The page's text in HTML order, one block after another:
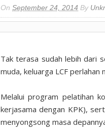
On September 24, 2014 By
Tak terasa sudah lebih dari
muda, keluarga LCF perlahan
Melalui program pelatihan
kerjasama dengan KPK),
menyongsong masa